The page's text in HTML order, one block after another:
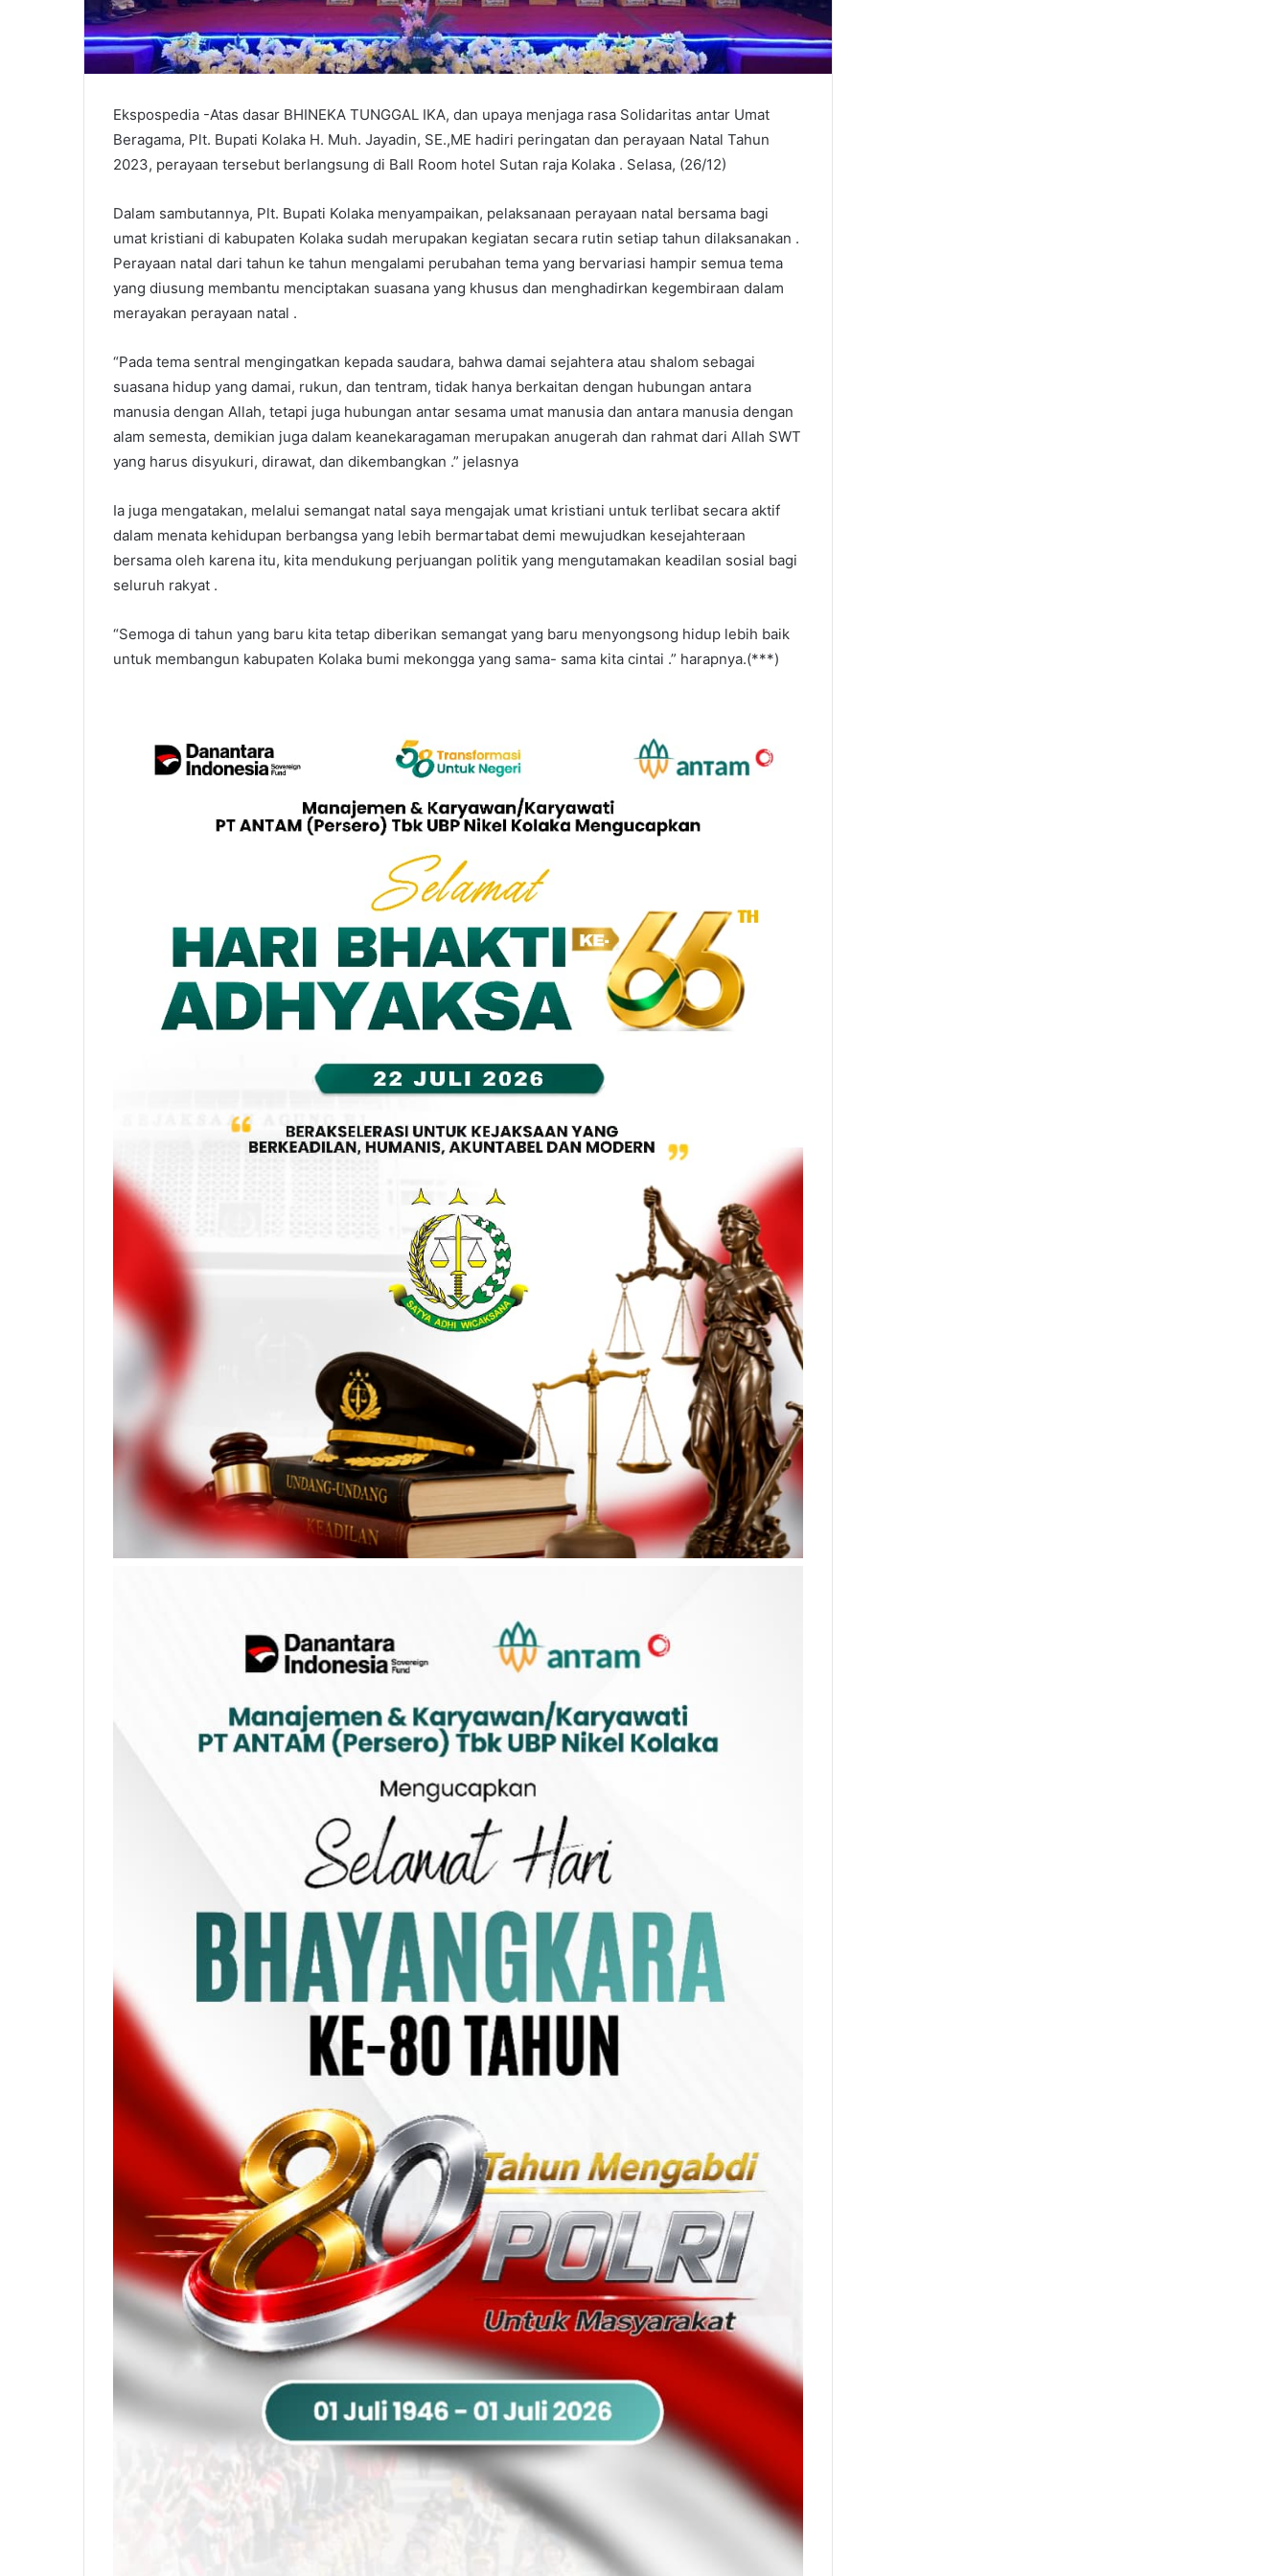
Ekspospedia -Atas dasar BHINEKA TUNGGAL IKA, dan upaya menjaga rasa Solidaritas antar Umat
Beragama, Plt. Bupati Kolaka H. Muh. Jayadin, SE.,ME hadiri peringatan dan perayaan Natal Tahun
2023, perayaan tersebut berlangsung di Ball Room hotel Sutan raja Kolaka . Selasa, (26/12)
Dalam sambutannya, Plt. Bupati Kolaka menyampaikan, pelaksanaan perayaan natal bersama bagi
umat kristiani di kabupaten Kolaka sudah merupakan kegiatan secara rutin setiap tahun dilaksanakan .
Perayaan natal dari tahun ke tahun mengalami perubahan tema yang bervariasi hampir semua tema
yang diusung membantu menciptakan suasana yang khusus dan menghadirkan kegembiraan dalam
merayakan perayaan natal .
“Pada tema sentral mengingatkan kepada saudara, bahwa damai sejahtera atau shalom sebagai
suasana hidup yang damai, rukun, dan tentram, tidak hanya berkaitan dengan hubungan antara
manusia dengan Allah, tetapi juga hubungan antar sesama umat manusia dan antara manusia dengan
alam semesta, demikian juga dalam keanekaragaman merupakan anugerah dan rahmat dari Allah SWT
yang harus disyukuri, dirawat, dan dikembangkan .” jelasnya
Ia juga mengatakan, melalui semangat natal saya mengajak umat kristiani untuk terlibat secara aktif
dalam menata kehidupan berbangsa yang lebih bermartabat demi mewujudkan kesejahteraan
bersama oleh karena itu, kita mendukung perjuangan politik yang mengutamakan keadilan sosial bagi
seluruh rakyat .
“Semoga di tahun yang baru kita tetap diberikan semangat yang baru menyongsong hidup lebih baik
untuk membangun kabupaten Kolaka bumi mekongga yang sama- sama kita cintai .” harapnya.(***)